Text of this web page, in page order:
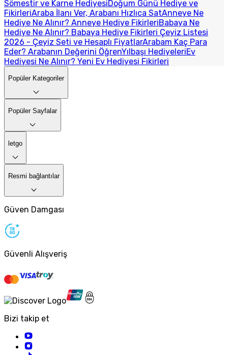
Sömestir ve Karne HediyesiDoğum Günü Hediye ve
FikirleriAraba İlanı Ver, Arabanı Hızlıca SatAnneye Ne
Hediye Ne Alınır? Anneye Hediye FikirleriBabaya Ne
Hediye Ne Alınır? Babaya Hediye Fikirleri Çeyiz Listesi
2026 - Çeyiz Seti ve Hesaplı FiyatlarArabam Kaç Para
Eder? Arabanın Değerini ÖğrenYılbaşı HediyeleriEv
Hediyesi Ne Alınır? Yeni Ev Hediyesi Fikirleri
Popüler Kategoriler
Popüler Sayfalar
letgo
Resmi bağlantılar
Güven Damgası
Güvenli Alışveriş
Bizi takip et